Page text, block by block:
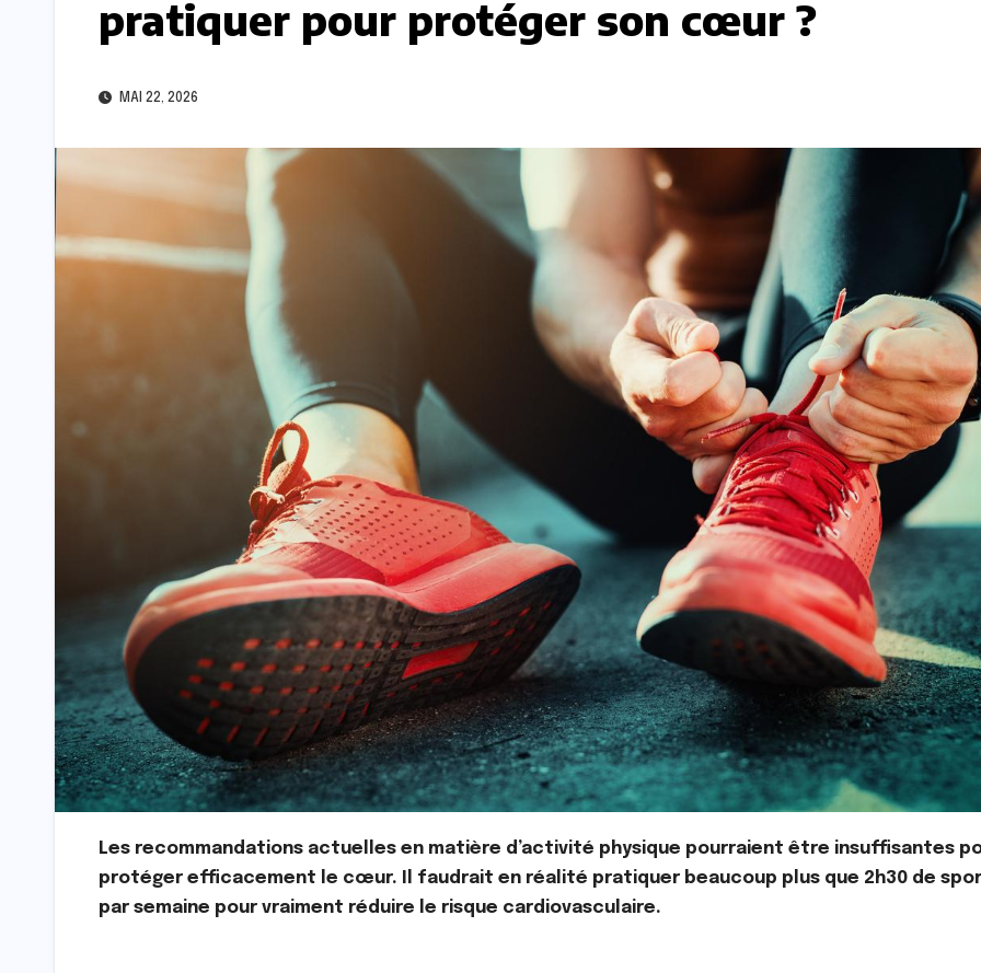
pratiquer pour protéger son cœur ?
MAI 22, 2026
Les recommandations actuelles en matière d’activité physique pourraient être insuffisantes
protéger efficacement le cœur. Il faudrait en réalité pratiquer beaucoup plus que 2h30 de
par semaine pour vraiment réduire le risque cardiovasculaire.